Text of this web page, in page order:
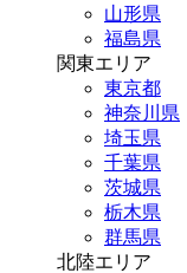
山形県
福島県
関東エリア
東京都
神奈川県
埼玉県
千葉県
茨城県
栃木県
群馬県
北陸エリア